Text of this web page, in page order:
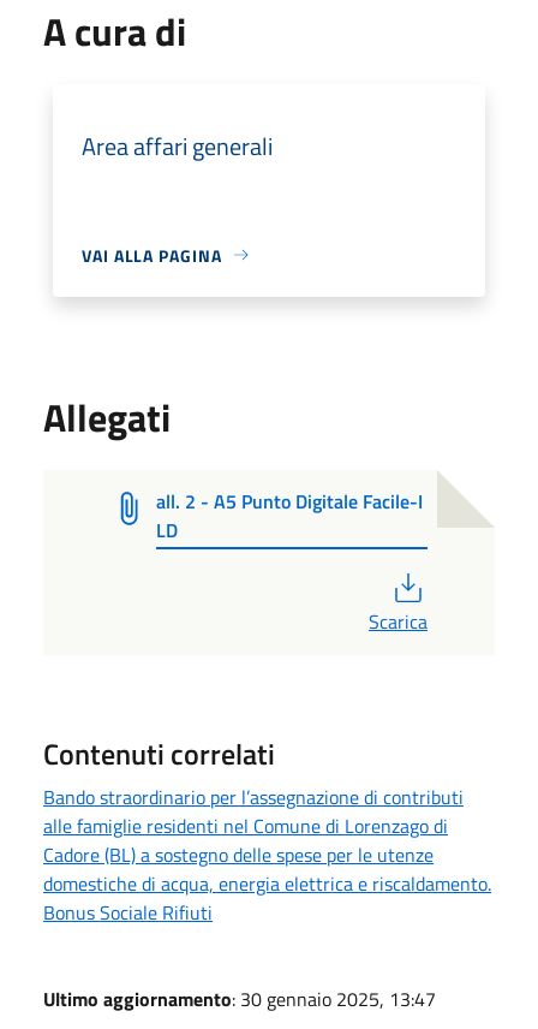
A cura di
Area affari generali
VAI ALLA PAGINA
Allegati
all. 2 - A5 Punto Digitale Facile-I
LD
Scarica
Contenuti correlati
Bando straordinario per l’assegnazione di contributi
alle famiglie residenti nel Comune di Lorenzago di
Cadore (BL) a sostegno delle spese per le utenze
domestiche di acqua, energia elettrica e riscaldamento.
Bonus Sociale Rifiuti
Ultimo aggiornamento: 30 gennaio 2025, 13:47